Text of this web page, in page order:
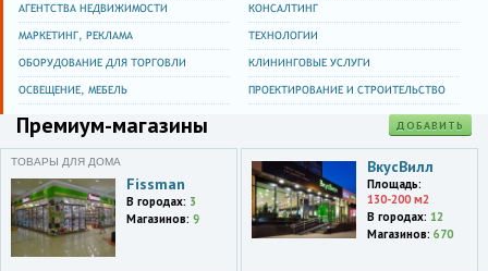
АГЕНТСТВА НЕДВИЖИМОСТИ КОНСАЛТИНГ
МАРКЕТИНГ, РЕКЛАМА ТЕХНОЛОГИИ
ОБОРУДОВАНИЕ ДЛЯ ТОРГОВЛИ КЛИНИНГОВЫЕ УСЛУГИ
ОСВЕЩЕНИЕ, МЕБЕЛЬ ПРОЕКТИРОВАНИЕ И СТРОИТЕЛЬСТВО
ДОБАВИТЬ
Премиум-магазины
ТОВАРЫ ДЛЯ ДОМА
Fissman
В городах: 3
Магазинов: 9
ВкусВилл
Площадь:
130-200 м2
В городах: 12
Магазинов: 670